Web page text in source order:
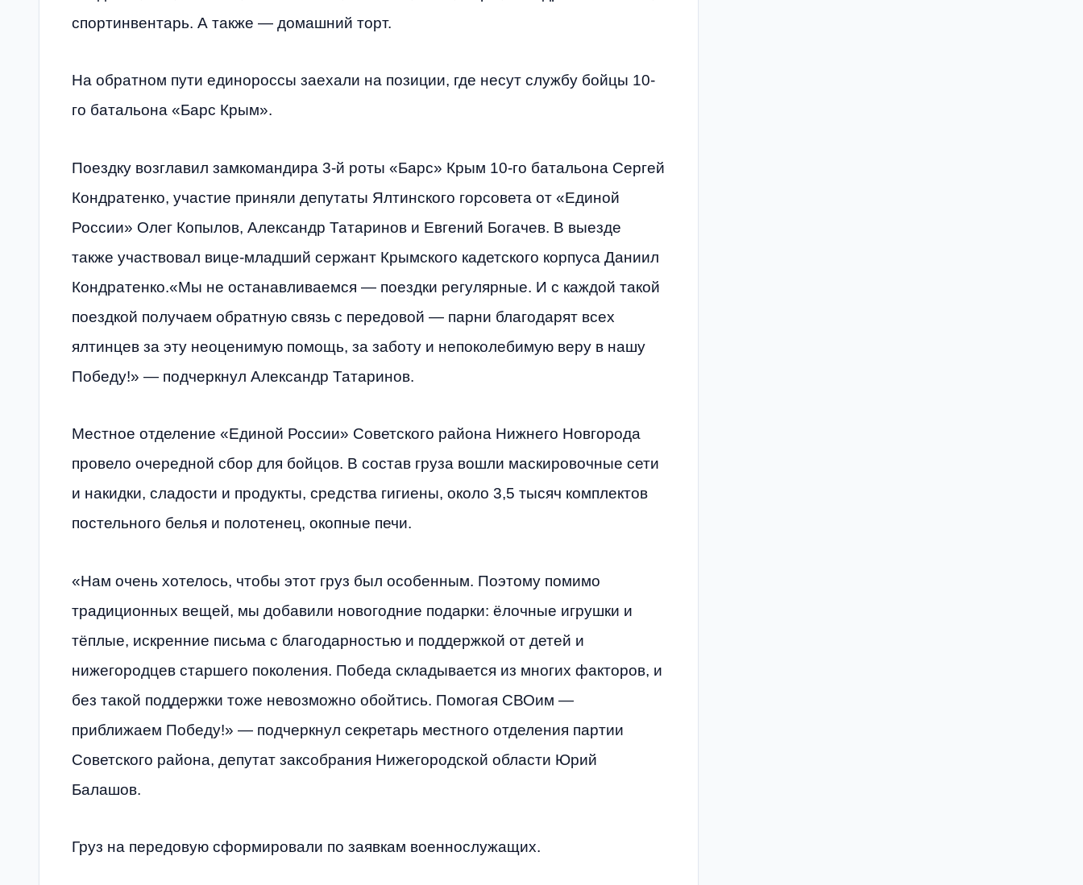
спортинвентарь. А также — домашний торт.
На обратном пути единороссы заехали на позиции, где несут службу бойцы 10-
го батальона «Барс Крым».
Поездку возглавил замкомандира 3-й роты «Барс» Крым 10-го батальона Сергей
Кондратенко, участие приняли депутаты Ялтинского горсовета от «Единой
России» Олег Копылов, Александр Татаринов и Евгений Богачев. В выезде
также участвовал вице-младший сержант Крымского кадетского корпуса Даниил
Кондратенко.«Мы не останавливаемся — поездки регулярные. И с каждой такой
поездкой получаем обратную связь с передовой — парни благодарят всех
ялтинцев за эту неоценимую помощь, за заботу и непоколебимую веру в нашу
Победу!» — подчеркнул Александр Татаринов.
Местное отделение «Единой России» Советского района Нижнего Новгорода
провело очередной сбор для бойцов. В состав груза вошли маскировочные сети
и накидки, сладости и продукты, средства гигиены, около 3,5 тысяч комплектов
постельного белья и полотенец, окопные печи.
«Нам очень хотелось, чтобы этот груз был особенным. Поэтому помимо
традиционных вещей, мы добавили новогодние подарки: ёлочные игрушки и
тёплые, искренние письма с благодарностью и поддержкой от детей и
нижегородцев старшего поколения. Победа складывается из многих факторов, и
без такой поддержки тоже невозможно обойтись. Помогая СВОим —
приближаем Победу!» — подчеркнул секретарь местного отделения партии
Советского района, депутат заксобрания Нижегородской области Юрий
Балашов.
Груз на передовую сформировали по заявкам военнослужащих.